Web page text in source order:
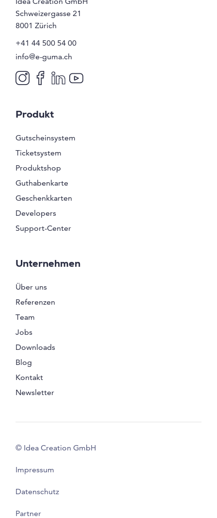
Schweizergasse 21
8001 Zürich
+41 44 500 54 00
info@e-guma.ch
Produkt
Gutscheinsystem
Ticketsystem
Produktshop
Guthabenkarte
Geschenkkarten
Developers
Support-Center
Unternehmen
Über uns
Referenzen
Team
Jobs
Downloads
Blog
Kontakt
Newsletter
© Idea Creation GmbH
Impressum
Datenschutz
Partner